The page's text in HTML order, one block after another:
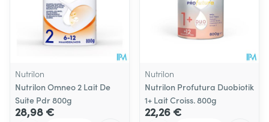
Nutrilon
Nutrilon Omneo 2 Lait De
Suite Pdr 800g
28,98 €
Nutrilon
Nutrilon Profutura Duobiotik
1+ Lait Croiss. 800g
22,26 €